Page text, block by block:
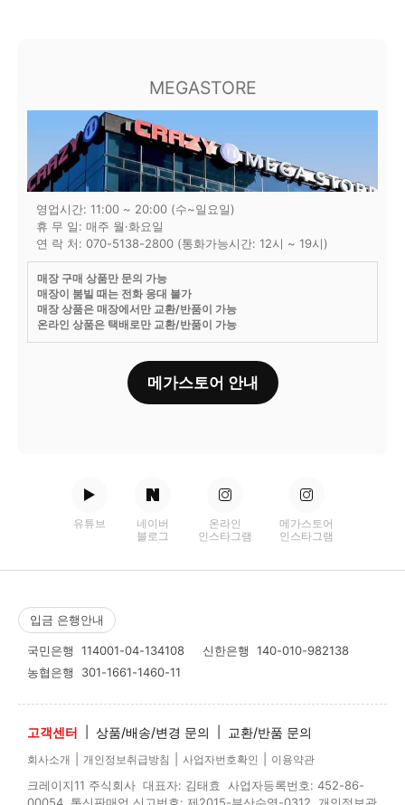
MEGASTORE
영업시간: 11:00 ~ 20:00 (수~일요일)
휴 무 일: 매주 월·화요일
연 락 처: 070-5138-2800 (통화가능시간: 12시 ~ 19시)
매장 구매 상품만 문의 가능
매장이 붐빌 때는 전화 응대 불가
매장 상품은 매장에서만 교환/반품이 가능
온라인 상품은 택배로만 교환/반품이 가능
메가스토어 안내
유튜브
네이버
블로그
온라인
인스타그램
메가스토어
인스타그램
입금 은행안내
국민은행 114001-04-134108 신한은행 140-010-982138
농협은행 301-1661-1460-11
고객센터 상품/배송/변경 문의 교환/반품 문의
회사소개 개인정보취급방침 사업자번호확인 이용약관
크레이지11 주식회사 대표자: 김태효 사업자등록번호: 452-86-